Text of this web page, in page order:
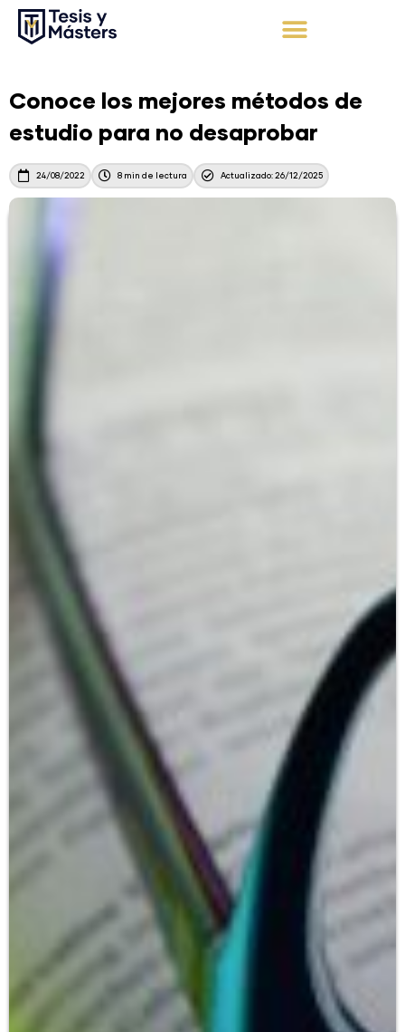
Conoce los mejores métodos de
estudio para no desaprobar
24/08/2022 8 min de lectura Actualizado: 26/12/2025